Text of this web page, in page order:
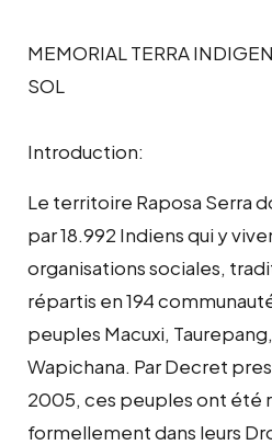
MEMORIAL TERRA
SOL
Introduction:
Le territoire Raposa Serra
par 18.992 Indiens qui y
organisations sociales,
répartis en 194
peuples Macuxi,
Wapichana. Par Decret
2005, ces peuples ont été
formellement dans leurs